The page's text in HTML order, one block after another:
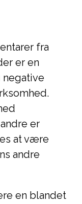
fra
er en
er
at være
andre
en blandet